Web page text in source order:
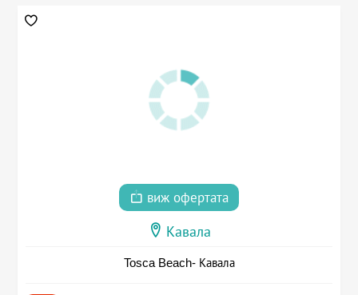
виж офертата
Кавала
Tosca Beach- Кавала